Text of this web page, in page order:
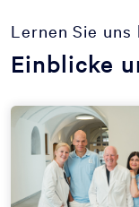
Lernen Sie uns
Einblicke